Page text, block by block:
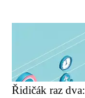
Řidičák raz